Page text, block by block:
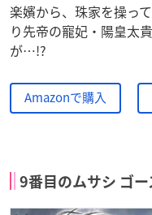
楽嬪から、珠家を操っ
り先帝の寵妃・陽皇太
が…!?
Amazonで購入
9番目のムサシ ゴ